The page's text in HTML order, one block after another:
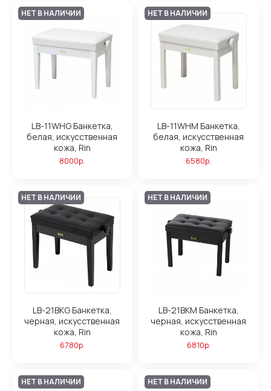
НЕТ В НАЛИЧИИ
LB-11WHG Банкетка,
белая, искусственная
кожа, Rin
8000р.
НЕТ В НАЛИЧИИ
LB-11WHM Банкетка,
белая, искусственная
кожа, Rin
6580р.
НЕТ В НАЛИЧИИ
LB-21BKG Банкетка,
черная, искусственная
кожа, Rin
6780р.
НЕТ В НАЛИЧИИ
LB-21BKM Банкетка,
черная, искусственная
кожа, Rin
6810р.
НЕТ В НАЛИЧИИ НЕТ В НАЛИЧИИ